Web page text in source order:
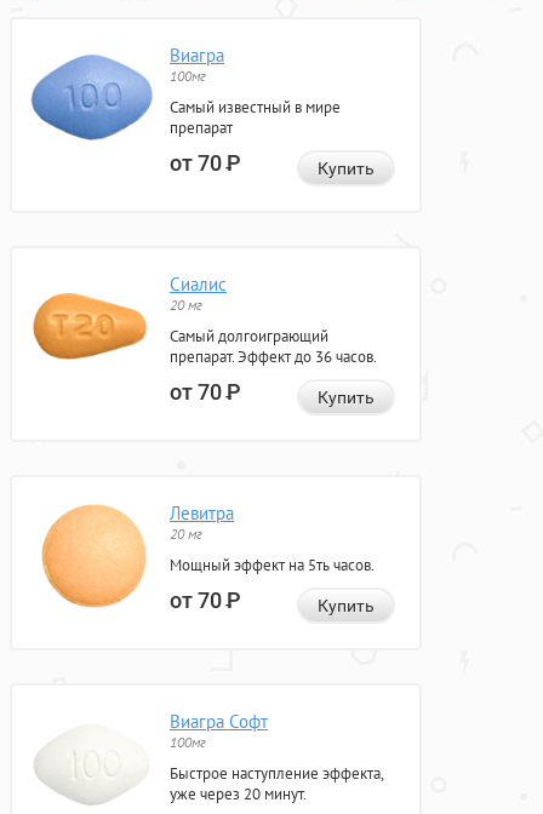
Виагра
100мг
Самый известный в мире
препарат
от 70Р Купить
Сиалис
20 мг
Самый долгоиграющий
препарат. Эффект до 36 часов.
от 70Р Купить
Левитра
20 мг
Мощный эффект на 5ть часов.
от 70Р Купить
Виагра Софт
100мг
Быстрое наступление эффекта,
уже через 20 минут.